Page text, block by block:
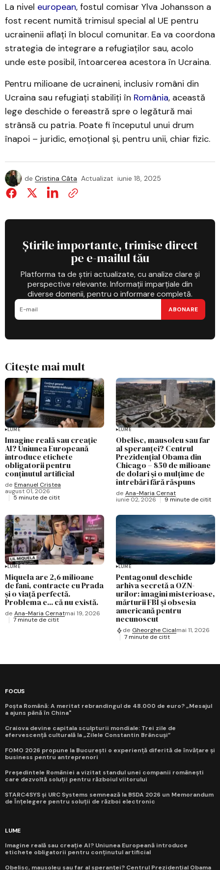
La nivel european, fostul comisar Ylva Johansson a
fost recent numită trimisul special al UE pentru
ucrainenii aflați în blocul comunitar. Ea va coordona
strategia de integrare a refugiaților sau, acolo
unde este posibil, întoarcerea acestora în Ucraina.
Pentru milioane de ucraineni, inclusiv români din
Ucraina sau refugiați stabiliți în România, această
lege deschide o fereastră spre o legătură mai
strânsă cu patria. Poate fi începutul unui drum
înapoi – juridic, emoțional și, pentru unii, chiar fizic.
de Cristina Câta Actualizat iunie 18, 2025
Știrile importante, trimise direct
pe e-mailul tău
Platforma ta de știri actualizate, cu analize clare și
perspective relevante. Informații imparțiale din
diverse domenii, pentru o informare completă.
ABONARE
Citește mai mult
LUME
Imagine reală sau creație
AI? Uniunea Europeană
introduce etichete
obligatorii pentru
conținutul artificial
de Emanuel Cristea
august 01, 2026
5 minute de citit
LUME
Obelisc, mausoleu sau far
al speranței? Centrul
Prezidențial Obama din
Chicago – 850 de milioane
de dolari și o mulțime de
întrebări fără răspuns
de Ana-Maria Cernat
iunie 02, 2026
9 minute de citit
LUME
Miquela are 2,6 milioane
de fani, contracte cu Prada
și o viață perfectă.
Problema e... că nu există.
de Ana-Maria Cernatmai 19, 2026
7 minute de citit
LUME
Pentagonul deschide
arhiva secretă a OZN-
urilor: imagini misterioase,
mărturii FBI și obsesia
americană pentru
necunoscut
de Gheorghe Cicalmai 11, 2026
7 minute de citit
FOCUS
Poșta Română: A meritat rebrandingul de 48.000 de euro? „Mesajul
a ajuns până în China"
Craiova devine capitala sculpturii mondiale: Trei zile de
efervescență culturală la „Zilele Constantin Brâncuși”
FOMO 2026 propune la București o experiență diferită de învățare și
business pentru antreprenori
Președintele României a vizitat standul unei companii românești
care dezvoltă soluții pentru războiul viitorului
STARC4SYS și URC Systems semnează la BSDA 2026 un Memorandum
de Înțelegere pentru soluții de război electronic
LUME
Imagine reală sau creație AI? Uniunea Europeană introduce
etichete obligatorii pentru conținutul artificial
Obelisc, mausoleu sau far al speranței? Centrul Prezidențial Obama